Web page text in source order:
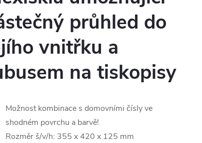
průhled do
vnitřku a
na tiskopisy
Možnost kombinace s domovními čísly ve
shodném povrchu a barvě!
Rozměr š/v/h: 355 x 420 x 125 mm